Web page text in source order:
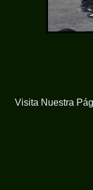
Visita Nuestra